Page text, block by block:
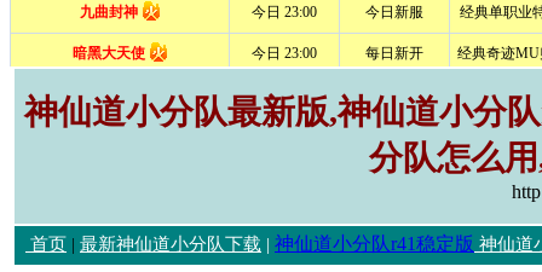
神仙道小分队最新版,神仙道小分
分队怎么
首页 | 最新神仙道小分队下载 | 神仙道小分队r41稳定版 神仙道